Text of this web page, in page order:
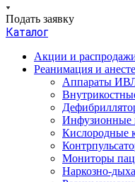
Подать заявку
Каталог
Акции и
Реанимация и
Аппараты
Инфузионные
Кислородные
Мониторы
Наркозно-